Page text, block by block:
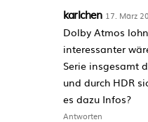
karlchen 17. März
Dolby Atmos
interessanter
Serie insgesamt
und durch HDR
es dazu Infos?
Antworten